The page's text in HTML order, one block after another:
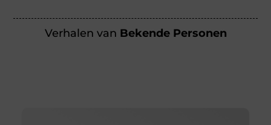
Verhalen van Bekende Personen